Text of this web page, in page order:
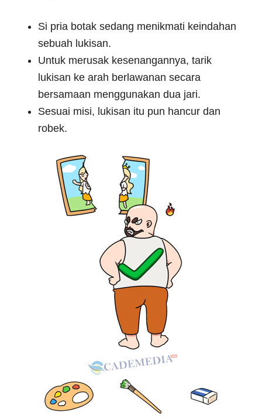
Si pria botak sedang menikmati keindahan
sebuah lukisan.
Untuk merusak kesenangannya, tarik
lukisan ke arah berlawanan secara
bersamaan menggunakan dua jari.
Sesuai misi, lukisan itu pun hancur dan
robek.